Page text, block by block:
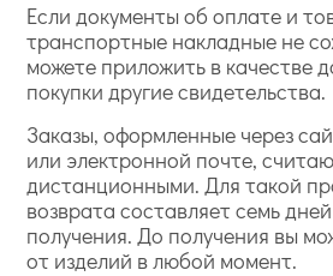
Если документы об оплате и
транспортные накладные не
можете приложить в качестве
покупки другие свидетельства.
Заказы, оформленные через
или электронной почте,
дистанционными. Для такой
возврата составляет семь
получения. До получения вы
от изделий в любой момент.